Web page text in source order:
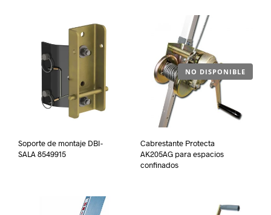
Soporte de montaje DBI-
SALA 8549915
NO DISPONIBLE
Cabrestante Protecta
AK205AG para espacios
confinados